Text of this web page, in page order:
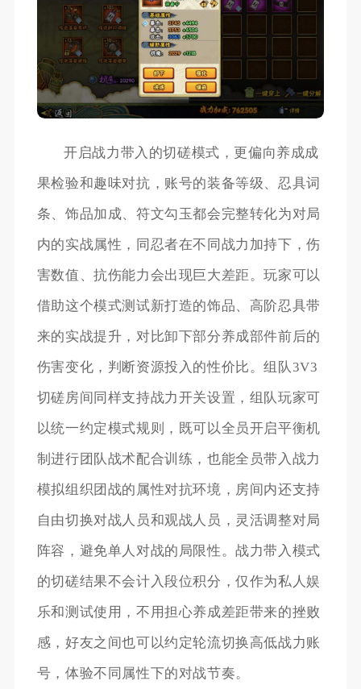
开启战力带入的切磋模式，更偏向养成成
果检验和趣味对抗，账号的装备等级、忍具词
条、饰品加成、符文勾玉都会完整转化为对局
内的实战属性，同忍者在不同战力加持下，伤
害数值、抗伤能力会出现巨大差距。玩家可以
借助这个模式测试新打造的饰品、高阶忍具带
来的实战提升，对比卸下部分养成部件前后的
伤害变化，判断资源投入的性价比。组队3V3
切磋房间同样支持战力开关设置，组队玩家可
以统一约定模式规则，既可以全员开启平衡机
制进行团队战术配合训练，也能全员带入战力
模拟组织团战的属性对抗环境，房间内还支持
自由切换对战人员和观战人员，灵活调整对局
阵容，避免单人对战的局限性。战力带入模式
的切磋结果不会计入段位积分，仅作为私人娱
乐和测试使用，不用担心养成差距带来的挫败
感，好友之间也可以约定轮流切换高低战力账
号，体验不同属性下的对战节奏。